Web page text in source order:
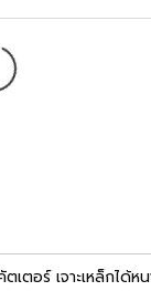
อร์ เจาะเหล็กได้ห